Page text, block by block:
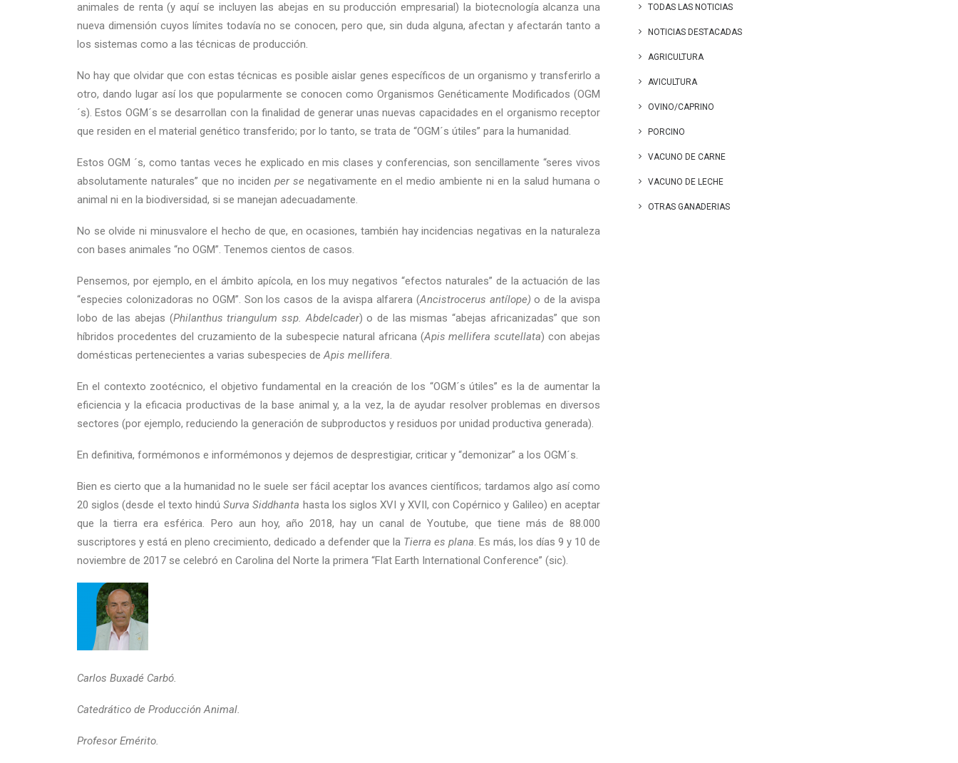
animales de renta (y aquí se incluyen las abejas en su producción empresarial) la biotecnología alcanza una
nueva dimensión cuyos límites todavía no se conocen, pero que, sin duda alguna, afectan y afectarán tanto a
los sistemas como a las técnicas de producción.
No hay que olvidar que con estas técnicas es posible aislar genes específicos de un organismo y transferirlo a
otro, dando lugar así los que popularmente se conocen como Organismos Genéticamente Modificados (OGM
´s). Estos OGM´s se desarrollan con la finalidad de generar unas nuevas capacidades en el organismo receptor
que residen en el material genético transferido; por lo tanto, se trata de “OGM´s útiles” para la humanidad.
Estos OGM ´s, como tantas veces he explicado en mis clases y conferencias, son sencillamente “seres vivos
absolutamente naturales” que no inciden per se negativamente en el medio ambiente ni en la salud humana o
animal ni en la biodiversidad, si se manejan adecuadamente.
No se olvide ni minusvalore el hecho de que, en ocasiones, también hay incidencias negativas en la naturaleza
con bases animales “no OGM”. Tenemos cientos de casos.
Pensemos, por ejemplo, en el ámbito apícola, en los muy negativos “efectos naturales” de la actuación de las
“especies colonizadoras no OGM”. Son los casos de la avispa alfarera (Ancistrocerus antílope) o de la avispa
lobo de las abejas (Philanthus triangulum ssp. Abdelcader) o de las mismas “abejas africanizadas” que son
híbridos procedentes del cruzamiento de la subespecie natural africana (Apis mellifera scutellata) con abejas
domésticas pertenecientes a varias subespecies deApis mellifera.
En el contexto zootécnico, el objetivo fundamental en la creación de los “OGM´s útiles” es la de aumentar la
eficiencia y la eficacia productivas de la base animal y, a la vez, la de ayudar resolver problemas en diversos
sectores (por ejemplo, reduciendo la generación de subproductos y residuos por unidad productiva generada).
En definitiva, formémonos e informémonos y dejemos de desprestigiar, criticar y “demonizar” a los OGM´s.
Bien es cierto que a la humanidad no le suele ser fácil aceptar los avances científicos; tardamos algo así como
20 siglos (desde el texto hindúSurva Siddhanta hasta los siglos XVI y XVII, con Copérnico y Galileo) en aceptar
que la tierra era esférica. Pero aun hoy, año 2018, hay un canal de Youtube, que tiene más de 88.000
suscriptores y está en pleno crecimiento, dedicado a defender que la Tierra es plana. Es más, los días 9 y 10 de
noviembre de 2017 se celebró en Carolina del Norte la primera “Flat Earth International Conference” (sic).
Carlos Buxadé Carbó.
Catedrático de Producción Animal.
Profesor Emérito.
TODAS LAS NOTICIAS
NOTICIAS DESTACADAS
AGRICULTURA
AVICULTURA
OVINO/CAPRINO
PORCINO
VACUNO DE CARNE
VACUNO DE LECHE
OTRAS GANADERIAS